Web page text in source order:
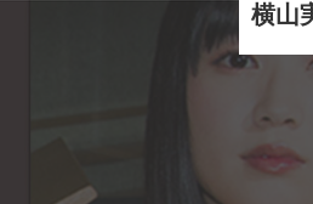
横山